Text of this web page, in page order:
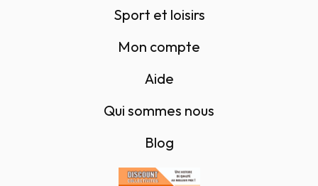
Sport et loisirs
Mon compte
Aide
Qui sommes nous
Blog